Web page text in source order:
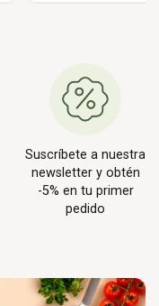
Suscríbete a nuestra
newsletter y obtén
-5% en tu primer
pedido